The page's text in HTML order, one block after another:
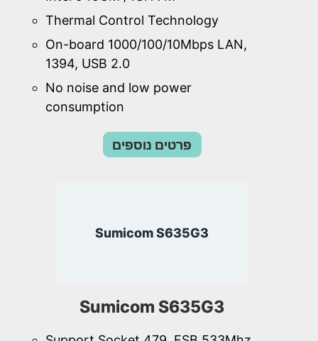
Thermal Control Technology
On-board 1000/100/10Mbps LAN,
1394, USB 2.0
No noise and low power
consumption
פרטים נוספים
Sumicom S635G3
Sumicom S635G3